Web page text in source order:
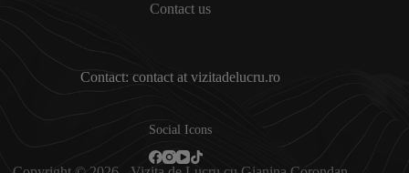
Contact us
Contact: contact at vizitadelucru.ro
Social Icons